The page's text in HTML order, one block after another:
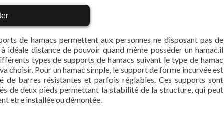
de hamacs permettent aux personnes ne disposant pas de
idéale distance de pouvoir quand même posséder un hamac.il
types de supports de hamacs suivant le type de hamac
va choisir. Pour un hamac simple, le support de forme incurvée est
de barres résistantes et parfois réglables. Ces supports sont
de deux pieds permettant la stabilité de la structure, qui peut
etre installée ou démontée.